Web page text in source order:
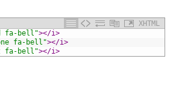
XHTML
fa-bell"></i>
fa-bell"></i>
fa-bell"></i>